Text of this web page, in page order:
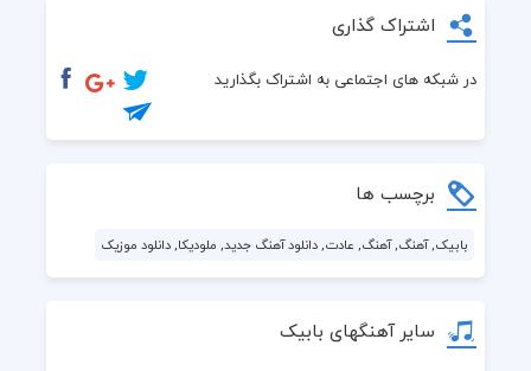
اشتراک گذاری
در شبکه های اجتماعی به اشتراک بگذارید
برچسب ها
بابیک, آهنگ, آهنگ, عادت, دانلود آهنگ جدید, ملودیکا, دانلود موزیک
سایر آهنگهای بابیک